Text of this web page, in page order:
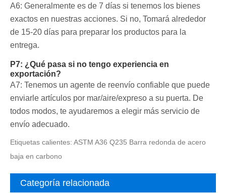
A6: Generalmente es de 7 días si tenemos los bienes
exactos en nuestras acciones. Si no, Tomará alrededor
de 15-20 días para preparar los productos para la
entrega.
P7: ¿Qué pasa si no tengo experiencia en
exportación?
A7: Tenemos un agente de reenvío confiable que puede
enviarle artículos por mar/aire/expreso a su puerta. De
todos modos, te ayudaremos a elegir más servicio de
envío adecuado.
Etiquetas calientes: ASTM A36 Q235 Barra redonda de acero
baja en carbono
Categoría relacionada